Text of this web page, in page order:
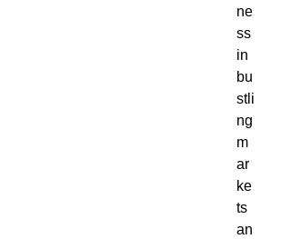
ne
ss
in
bu
stli
ng
m
ar
ke
ts
an